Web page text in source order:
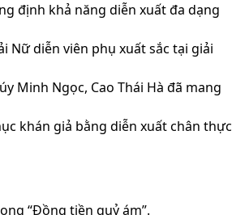
định khả năng diễn xuất đa dạng
Nữ diễn viên phụ xuất sắc tại giải
Minh Ngọc, Cao Thái Hà đã mang
khán giả bằng diễn xuất chân thực
“Đồng tiền quỷ ám”.